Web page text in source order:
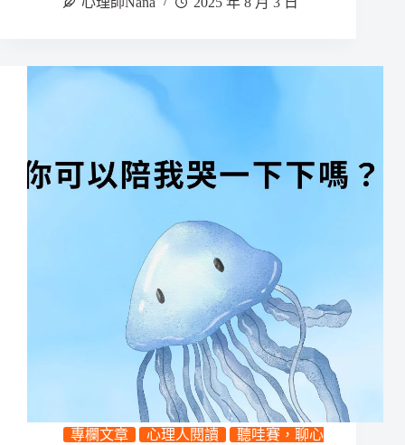
專欄文章 心理人閱讀
聽哇賽，聊心